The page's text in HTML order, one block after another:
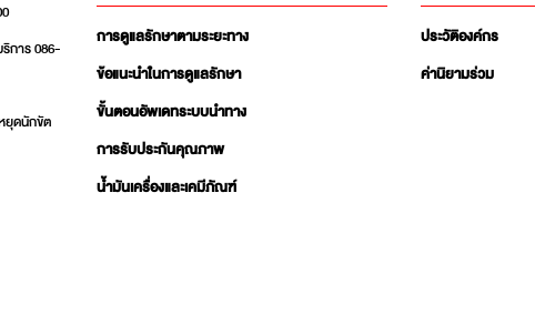
การ 086-
ยุดนักขัต
การดูแลรักษาตามระยะทาง
ข้อแนะนำในการดูแลรักษา
ขั้นตอนอัพเดทระบบนำทาง
การรับประกันคุณภาพ
น้ำมันเครื่องและเคมีภัณฑ์
ประวัติองค์กร
ค่านิยามร่วม